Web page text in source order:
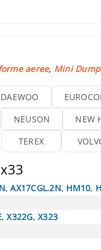
aeree, Mini
DAEWOO
NEUSON NEW
TEREX
,AX17CGL.2N, HM10,
,X322G, X323